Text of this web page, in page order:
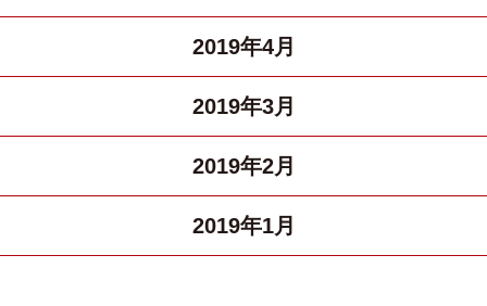
2019年4月
2019年3月
2019年2月
2019年1月